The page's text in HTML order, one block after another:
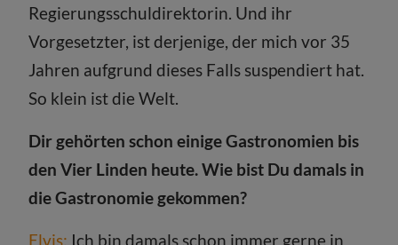
Regierungsschuldirektorin. Und ihr
Vorgesetzter, ist derjenige, der mich vor 35
Jahren aufgrund dieses Falls suspendiert hat.
So klein ist die Welt.
Dir gehörten schon einige Gastronomien bis
den Vier Linden heute. Wie bist Du damals in
die Gastronomie gekommen?
Elvis: Ich bin damals schon immer gerne in